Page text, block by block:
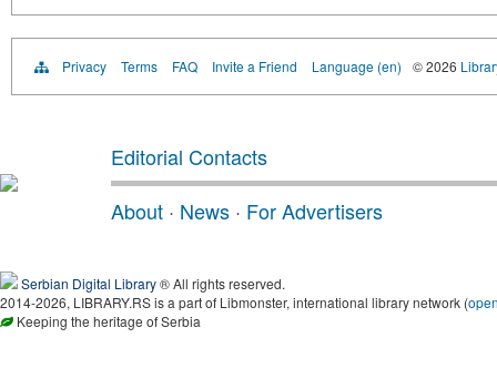
Privacy Terms FAQ Invite a Friend Language (en) © 2026
Editorial Contacts
About · News · For Advertisers
Serbian Digital Library® All rights reserved.
2014-2026, LIBRARY.RS is a part of Libmonster, international library network (
Keeping the heritage of Serbia